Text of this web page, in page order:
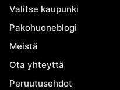
Valitse kaupunki
Pakohuoneblogi
Meistä
Ota yhteyttä
Peruutusehdot